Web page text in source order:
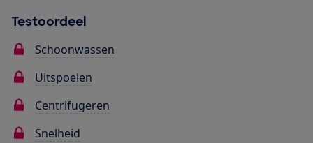
Testoordeel
Schoonwassen
Uitspoelen
Centrifugeren
Snelheid